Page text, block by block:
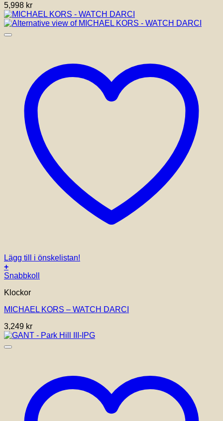
5,998 kr
Lägg till i önskelistan!
+
Snabbkoll
Klockor
MICHAEL KORS – WATCH DARCI
3,249 kr